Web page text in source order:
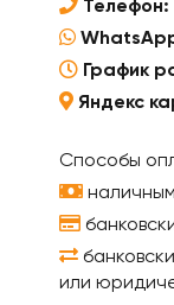
Телефон:
График
Яндекс
Способы
или